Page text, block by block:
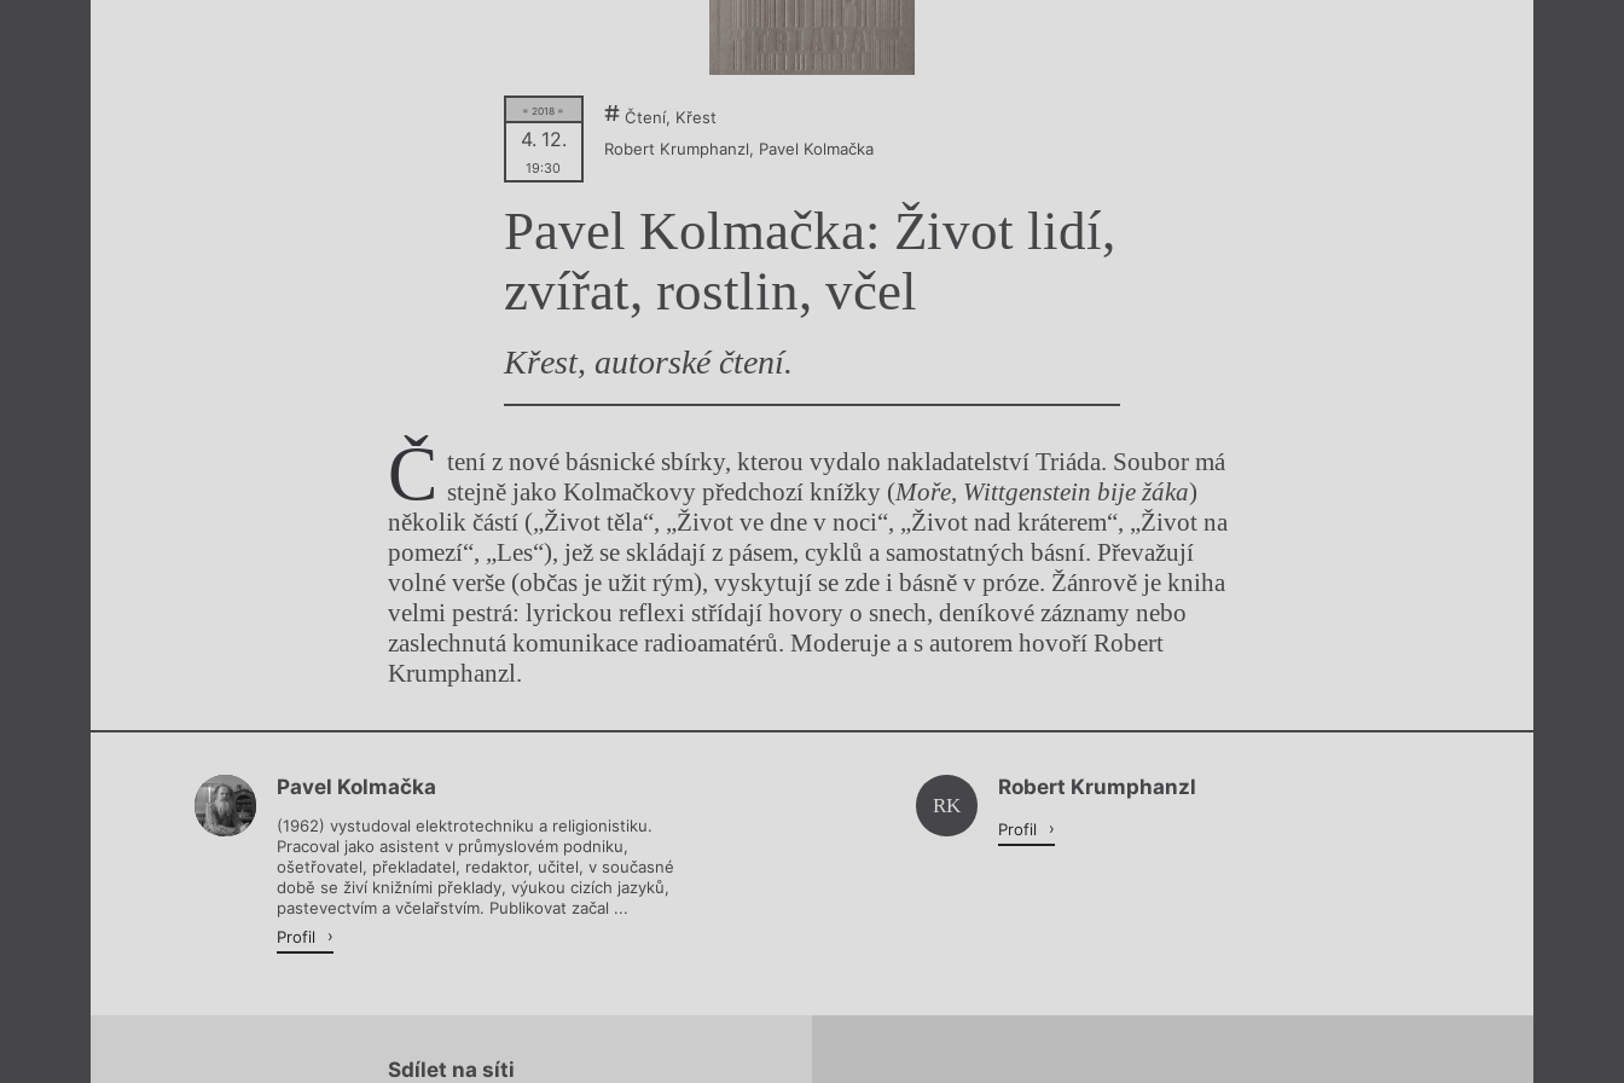
= 2018 =
4. 12.
19:30
Čtení, Křest
Robert Krumphanzl, Pavel Kolmačka
Pavel Kolmačka: Život lidí,
zvířat, rostlin, včel
Křest, autorské čtení.
Č tení z nové básnické sbírky, kterou vydalo nakladatelství Triáda. Soubor má
stejně jako Kolmačkovy předchozí knížky (Moře, Wittgenstein bije žáka)
několik částí („Život těla“, „Život ve dne v noci“, „Život nad kráterem“, „Život na
pomezí“, „Les“), jež se skládají z pásem, cyklů a samostatných básní. Převažují
volné verše (občas je užit rým), vyskytují se zde i básně v próze. Žánrově je kniha
velmi pestrá: lyrickou reflexi střídají hovory o snech, deníkové záznamy nebo
zaslechnutá komunikace radioamatérů. Moderuje a s autorem hovoří Robert
Krumphanzl.
Chviličku.
Pavel Kolmačka
(1962) vystudoval elektrotechniku a religionistiku.
Pracoval jako asistent v průmyslovém podniku,
ošetřovatel, překladatel, redaktor, učitel, v současné
době se živí knižními překlady, výukou cizích jazyků,
pastevectvím a včelařstvím. Publikovat začal ...
Profil
RK
Robert Krumphanzl
Profil
Sdílet na síti